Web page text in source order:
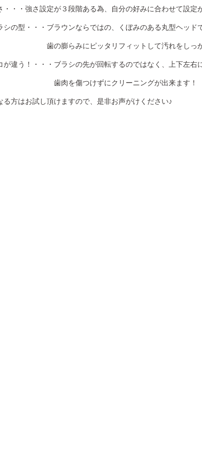
・・強さ設定が３段階ある為、自分の好みに合わせて設定
の型・・・ブラウンならではの、くぼみのある丸型ヘッド
膨らみにピッタリフィットして汚れをしっかり
違う！・・・ブラシの先が回転するのではなく、上下左右
を傷つけずにクリーニングが出来ます！
る方はお試し頂けますので、是非お声がけください♪